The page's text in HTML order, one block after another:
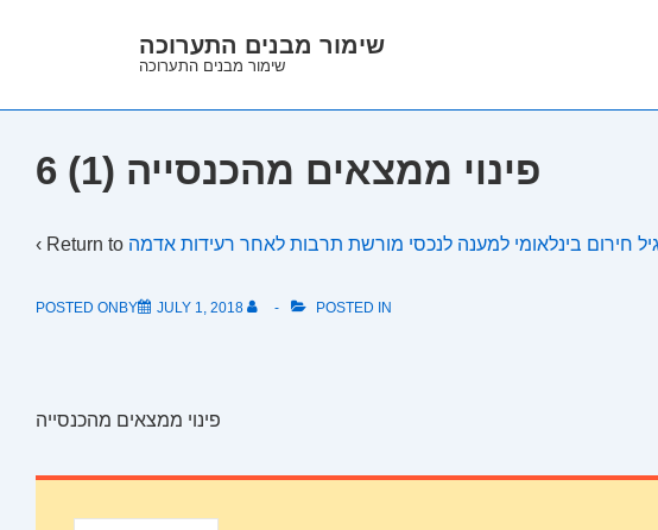
Main
שימור מבנים התערוכה
שימור מבנים התערוכה
6 פינוי ממצאים מהכנסייה (1)
‹ Return to
POSTED ONBY JULY 1, 2018 POSTED IN
פינוי ממצאים מהכנסייה